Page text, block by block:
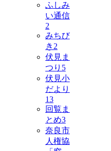
ふしみ
い通信
2
みちび
き 2
伏見ま
つり 5
伏見小
だより
13
回覧ま
とめ3
奈良市
人権協